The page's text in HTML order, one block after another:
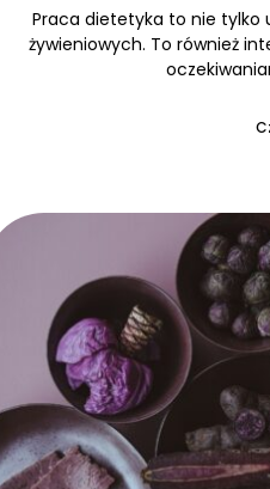
Praca dietetyka to nie tylko
żywieniowych. To również